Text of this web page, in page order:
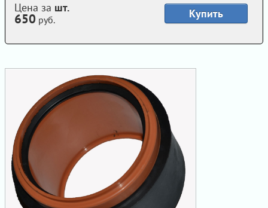
Купить
Цена за шт.
650 руб.